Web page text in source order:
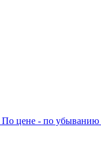
По цене - по убыванию